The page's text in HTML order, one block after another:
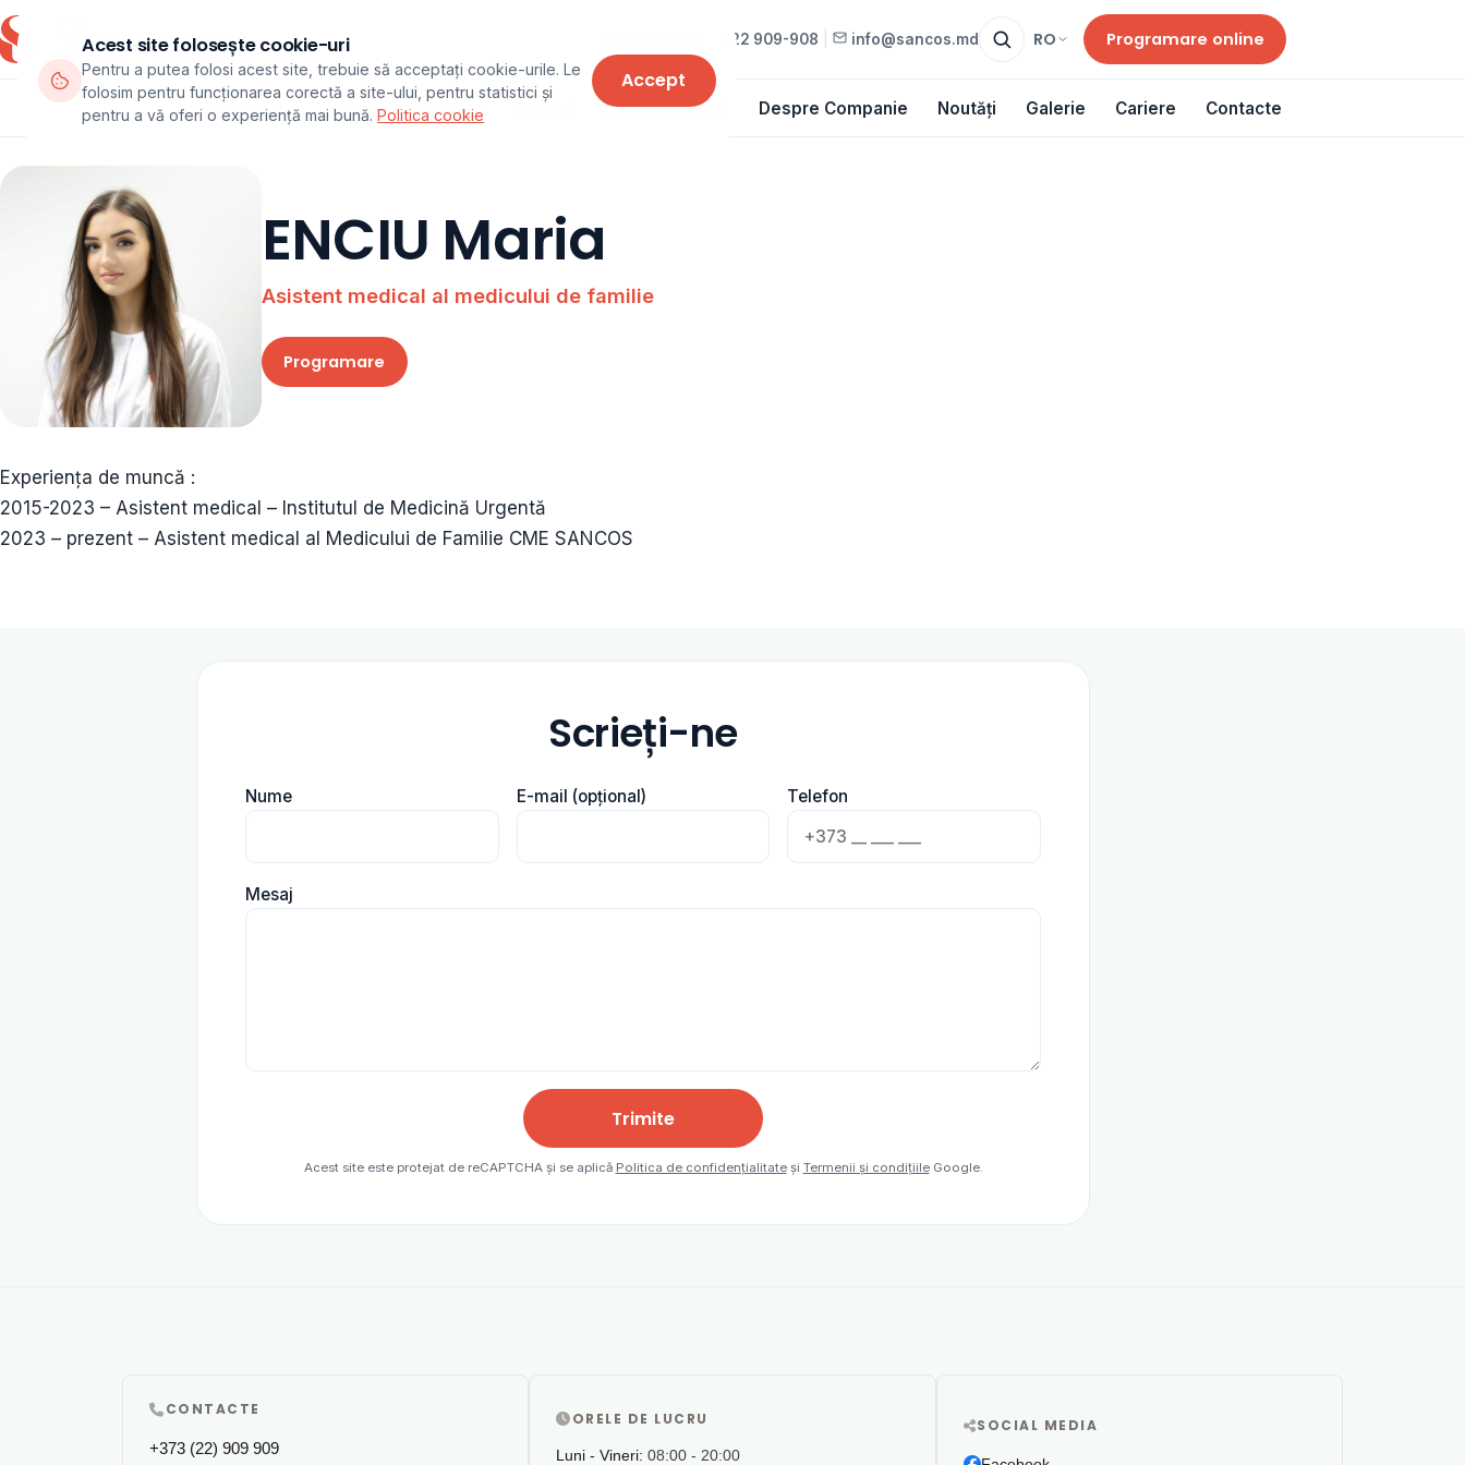
022 909-908 info@sancos.md RO Programare online
Departamente Echipa Pachete Cursuri Lista de prețuri Despre Companie Noutăți Galerie Cariere Contacte
ENCIU Maria
Asistent medical al medicului de familie
Programare
Experiența de muncă :
2015-2023 – Asistent medical – Institutul de Medicină Urgentă
2023 – prezent – Asistent medical al Medicului de Familie CME SANCOS
Scrieți-ne
Nume E-mail (opțional) Telefon
Mesaj
Trimite
Acest site este protejat de reCAPTCHA și se aplică Politica de confidențialitateși Termenii și condițiileGoogle.
CONTACTE
+373 (22) 909 909
ORELE DE LUCRU
Luni - Vineri: 08:00 - 20:00
SOCIAL MEDIA
Acest site folosește cookie-uri
Pentru a putea folosi acest site, trebuie să acceptați cookie-urile. Le
folosim pentru funcționarea corectă a site-ului, pentru statistici și
pentru a vă oferi o experiență mai bună.Politica cookie
Accept